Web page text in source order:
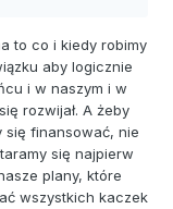
to co i kiedy robimy
aby logicznie
i w naszym i w
rozwijał. A żeby
się finansować, nie
się najpierw
plany, które
wszystkich kaczek